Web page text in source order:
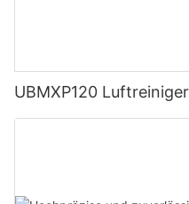
UBMXP120